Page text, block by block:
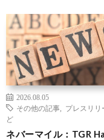
2026.08.05
その他の記事
プレスリリ
ど
ネバーマイル：TGR